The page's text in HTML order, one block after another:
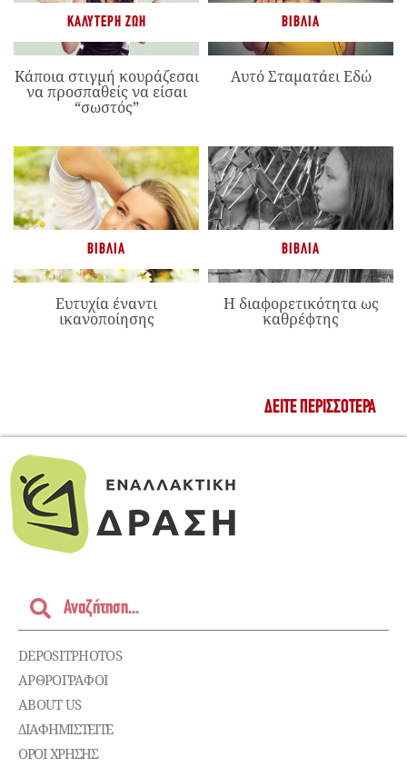
ΚΑΛΎΤΕΡΗ ΖΩΉ
Κάποια στιγμή κουράζεσαι
να προσπαθείς να είσαι
“σωστός”
ΒΙΒΛΊΑ
Αυτό Σταματάει Εδώ
ΒΙΒΛΊΑ
Ευτυχία έναντι
ικανοποίησης
ΒΙΒΛΊΑ
Η διαφορετικότητα ως
καθρέφτης
ΔΕΊΤΕ ΠΕΡΙΣΣΌΤΕΡΑ
DEPOSITPHOTOS
ΑΡΘΡΟΓΡΑΦΟΙ
ABOUT US
ΔΙΑΦΗΜΙΣΤΕΊΤΕ
ΌΡΟΙ ΧΡΉΣΗΣ